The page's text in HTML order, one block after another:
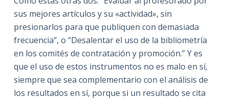
sus mejores artículos y su «actividad», sin
presionarlos para que publiquen con demasiada
frecuencia”, o “Desalentar el uso de la bibliometría
en los comités de contratación y promoción.” Y es
que el uso de estos instrumentos no es malo en sí,
siempre que sea complementario con el análisis de
los resultados en sí, porque si un resultado se cita